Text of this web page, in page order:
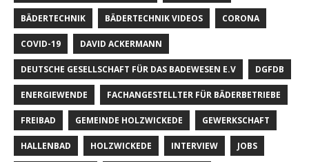
BÄDERTECHNIK BÄDERTECHNIK VIDEOS CORONA
COVID-19 DAVID ACKERMANN
DEUTSCHE GESELLSCHAFT FÜR DAS BADEWESEN E.V DGFDB
ENERGIEWENDE FACHANGESTELLTER FÜR BÄDERBETRIEBE
FREIBAD GEMEINDE HOLZWICKEDE GEWERKSCHAFT
HALLENBAD HOLZWICKEDE INTERVIEW JOBS